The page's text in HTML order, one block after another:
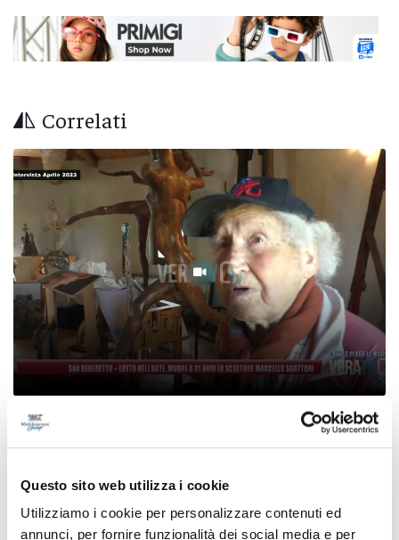
Questo sito web utilizza i cookie
Utilizziamo i cookie per personalizzare contenuti ed
annunci, per fornire funzionalità dei social media e per
Correlati
San Benedetto - Lutto nell’arte, muore a 91
anni lo scultore Marcello Sgattoni